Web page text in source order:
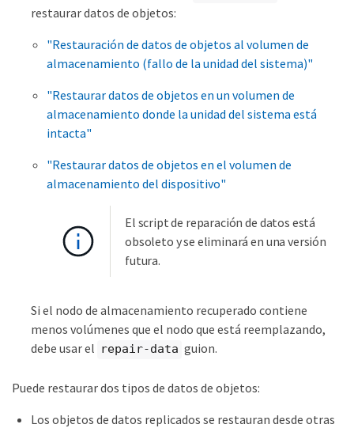
restaurar datos de objetos:
"Restauración de datos de objetos al volumen de
almacenamiento (fallo de la unidad del sistema)"
"Restaurar datos de objetos en un volumen de
almacenamiento donde la unidad del sistema está
intacta"
"Restaurar datos de objetos en el volumen de
almacenamiento del dispositivo"
El script de reparación de datos está
obsoleto y se eliminará en una versión
futura.
Si el nodo de almacenamiento recuperado contiene
menos volúmenes que el nodo que está reemplazando,
debe usar el repair-data guion.
Puede restaurar dos tipos de datos de objetos:
Los objetos de datos replicados se restauran desde otras